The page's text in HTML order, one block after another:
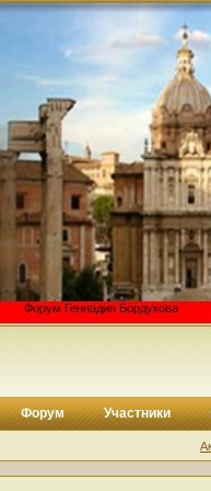
Геннадия Бордукова
Форум Участники